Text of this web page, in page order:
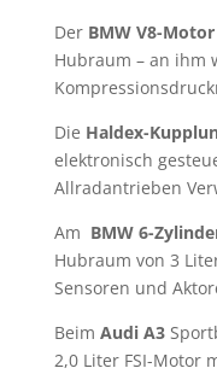
Der BMW V8-Motor
Hubraum – an ihm
Die Haldex-
elektronisch
Allradantrieben
Am BMW 6-
Hubraum von 3
Sensoren und
Beim Audi A3
2,0 Liter FSI-Motor